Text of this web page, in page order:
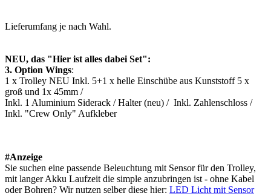
Lieferumfang je nach Wahl.
NEU, das "Hier ist alles dabei Set":
3. Option Wings:
1 x Trolley NEU Inkl. 5+1 x helle Einschübe aus Kunststoff 5 x
groß und 1x 45mm /
Inkl. 1 Aluminium Siderack / Halter (neu) / Inkl. Zahlenschloss /
Inkl. "Crew Only" Aufkleber
#Anzeige
Sie suchen eine passende Beleuchtung mit Sensor für den Trolley,
mit langer Akku Laufzeit die simple anzubringen ist - ohne Kabel
oder Bohren? Wir nutzen selber diese hier: LED Licht mit Sensor